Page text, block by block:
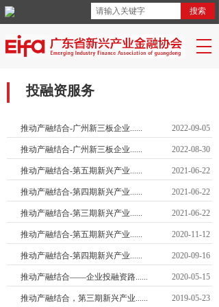
搜索
投融资服务
推动产融结合-广州新三板企业...... 2022-09-05
推动产融结合-广州新三板企业...... 2022-08-30
推动产融结合-第五期新兴产业...... 2021-06-22
推动产融结合-第四期新兴产业...... 2021-06-22
推动产融结合-第三期新兴产业...... 2021-06-22
推动产融结合-第五期新兴产业...... 2020-11-12
推动产融结合-第四期新兴产业...... 2020-09-16
推动产融结合——企业投融资路...... 2020-05-15
推动产融结合，第三期新兴产业...... 2019-05-23